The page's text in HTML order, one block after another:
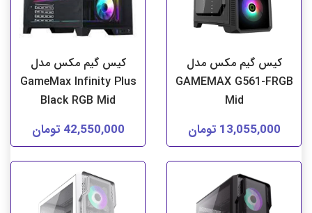
کیس گیم مکس مدل
GAMEMAX G561-FRGB
Mid
13,055,000 تومان
کیس گیم مکس مدل
GameMax Infinity Plus
Black RGB Mid
42,550,000 تومان